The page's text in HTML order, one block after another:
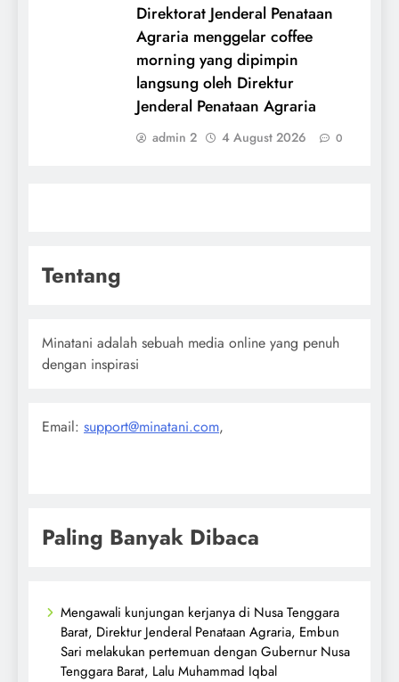
Direktorat Jenderal Penataan
Agraria menggelar coffee
morning yang dipimpin
langsung oleh Direktur
Jenderal Penataan Agraria
admin 2 4 August 2026 0
Tentang
Minatani adalah sebuah media online yang penuh
dengan inspirasi
Email: support@minatani.com,
Paling Banyak Dibaca
Mengawali kunjungan kerjanya di Nusa Tenggara
Barat, Direktur Jenderal Penataan Agraria, Embun
Sari melakukan pertemuan dengan Gubernur Nusa
Tenggara Barat, Lalu Muhammad Iqbal